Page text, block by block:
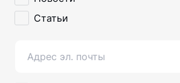
Статьи